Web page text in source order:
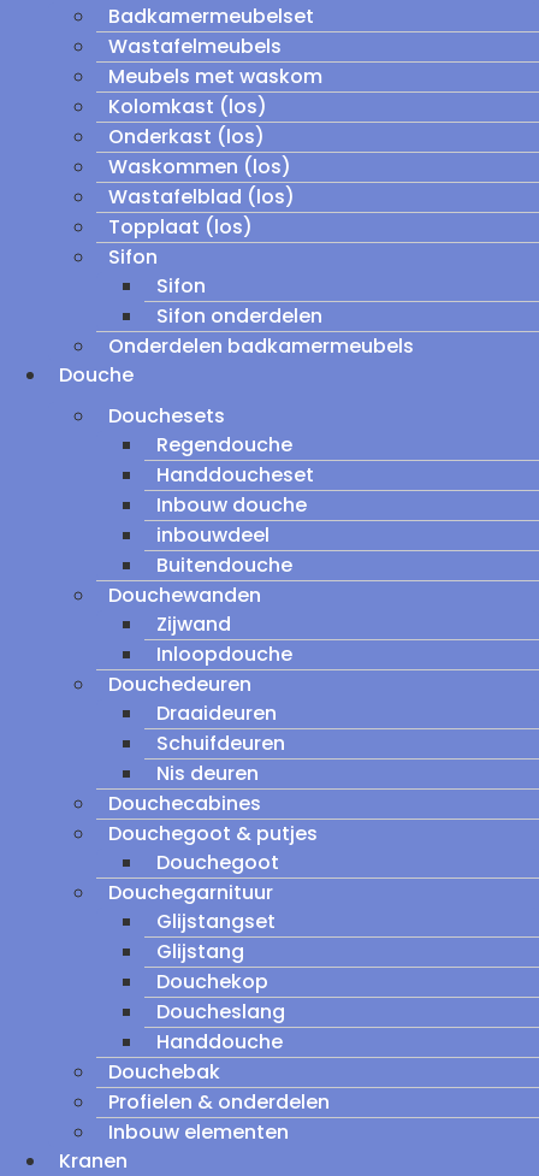
Badkamermeubelset
Wastafelmeubels
Meubels met waskom
Kolomkast (los)
Onderkast (los)
Waskommen (los)
Wastafelblad (los)
Topplaat (los)
Sifon
Sifon
Sifon onderdelen
Onderdelen badkamermeubels
Douche
Douchesets
Regendouche
Handdoucheset
Inbouw douche
inbouwdeel
Buitendouche
Douchewanden
Zijwand
Inloopdouche
Douchedeuren
Draaideuren
Schuifdeuren
Nis deuren
Douchecabines
Douchegoot & putjes
Douchegoot
Douchegarnituur
Glijstangset
Glijstang
Douchekop
Doucheslang
Handdouche
Douchebak
Profielen & onderdelen
Inbouw elementen
Kranen